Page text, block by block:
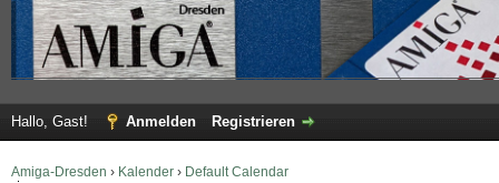
Hallo, Gast! Anmelden Registrieren
Amiga-Dresden › Kalender › Default Calendar